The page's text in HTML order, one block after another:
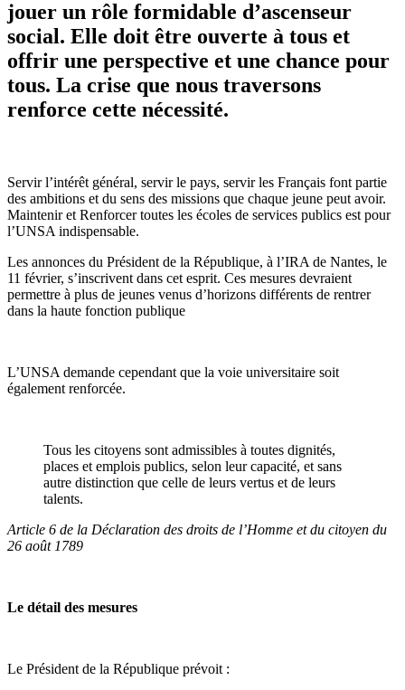
jouer un rôle formidable d’ascenseur
social. Elle doit être ouverte à tous et
offrir une perspective et une chance pour
tous. La crise que nous traversons
renforce cette nécessité.
Servir l’intérêt général, servir le pays, servir les Français font partie
des ambitions et du sens des missions que chaque jeune peut avoir.
Maintenir et Renforcer toutes les écoles de services publics est pour
l’UNSA indispensable.
Les annonces du Président de la République, à l’IRA de Nantes, le
11 février, s’inscrivent dans cet esprit. Ces mesures devraient
permettre à plus de jeunes venus d’horizons différents de rentrer
dans la haute fonction publique
L’UNSA demande cependant que la voie universitaire soit
également renforcée.
Tous les citoyens sont admissibles à toutes dignités,
places et emplois publics, selon leur capacité, et sans
autre distinction que celle de leurs vertus et de leurs
talents.
Article 6 de la Déclaration des droits de l’Homme et du citoyen du
26 août 1789
Le détail des mesures
Le Président de la République prévoit :